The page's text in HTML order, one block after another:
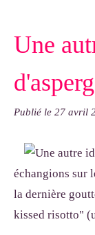
Une
Publié le 27 avril
échangions sur
la dernière
kissed risotto"